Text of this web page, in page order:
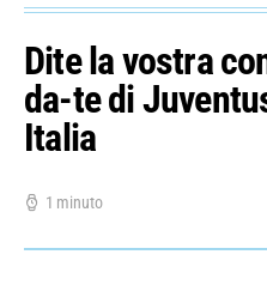
Dite la vostra
da-te di
Italia
1 minuto